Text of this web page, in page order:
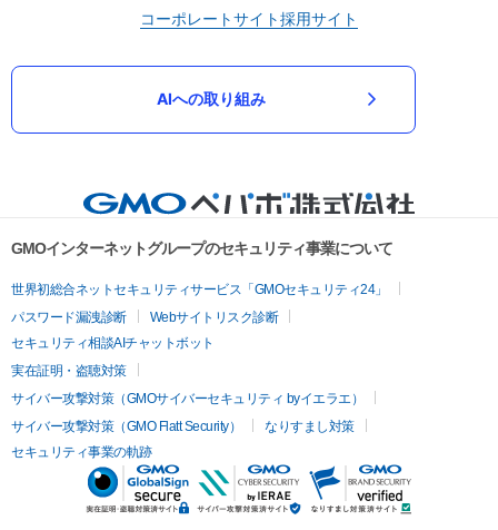
コーポレートサイト採用サイト
AIへの取り組み
GMOインターネットグループのセキュリティ事業について
世界初総合ネットセキュリティサービス「GMOセキュリティ24」
パスワード漏洩診断
Webサイトリスク診断
セキュリティ相談AIチャットボット
実在証明・盗聴対策
サイバー攻撃対策（GMOサイバーセキュリティ byイエラエ）
サイバー攻撃対策（GMO Flatt Security）
なりすまし対策
セキュリティ事業の軌跡